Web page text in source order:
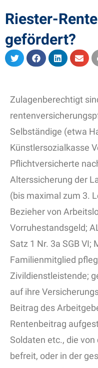
Riester-
gefördert?
Zulagenberechtigt
Selbständige (etwa
Künstlersozialkasse
Pflichtversicherte
Alterssicherung der
(bis maximal zum 3.
Bezieher von
Vorruhestandsgeld;
Satz 1 Nr. 3a SGB VI;
Familienmitglied
Zivildienstleistende;
auf ihre
Beitrag des
Rentenbeitrag
Soldaten etc., die
befreit, oder in der